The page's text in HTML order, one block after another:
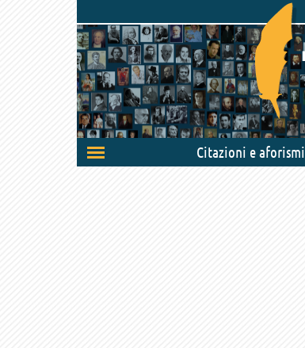
Attiva/disattiva
navigazione
Citazioni e aforismi